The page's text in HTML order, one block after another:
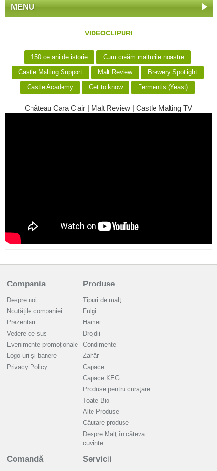
MENU
VIDEOCLIPURI
150 de ani de istorie Cum creăm malțurile noastre
Castle Malting Support Malt Review Brewery Spotlight
Castle Academy Get to know Fermentis (Yeast)
Château Cara Clair | Malt Review | Castle Malting TV
Compania
Despre noi
Noutățile companiei
Prezentări
Vedere de sus
Evenimente promoționale
Logo-uri și banere
Privacy Policy
Produse
Tipuri de malţ
Fulgi
Hamei
Drojdii
Condimente
Zahăr
Capace
Capace KEG
Produse pentru curăţare
Toate Bio
Alte Produse
Căutare produse
Despre Malţ în câteva
cuvinte
Comandă Servicii